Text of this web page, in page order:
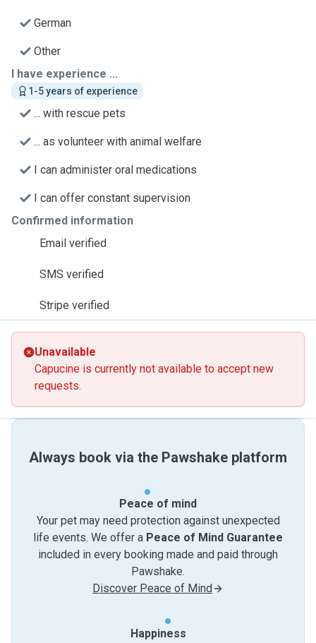
German
Other
I have experience ...
1-5 years of experience
... with rescue pets
... as volunteer with animal welfare
I can administer oral medications
I can offer constant supervision
Confirmed information
Email verified
SMS verified
Stripe verified
Unavailable
Capucine is currently not available to accept new
requests.
Always book via the Pawshake platform
Peace of mind
Your pet may need protection against unexpected
life events. We offer a Peace of Mind Guarantee
included in every booking made and paid through
Pawshake.
Discover Peace of Mind
Happiness